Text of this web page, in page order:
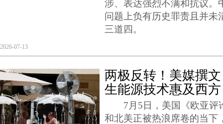
涉、表达强烈不满和抗议。
问题上负有历史罪责且并未
三道四。
2026-07-13
两极反转！美媒撰
生能源技术惠及西方
7月5日，美国《欧亚评
和北美正被热浪席卷的当下